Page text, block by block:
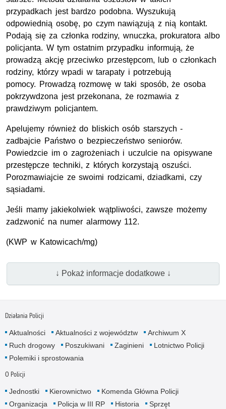
przypadkach jest bardzo podobna. Wyszukują
odpowiednią osobę, po czym nawiązują z nią kontakt.
Podają się za członka rodziny, wnuczka, prokuratora albo
policjanta. W tym ostatnim przypadku informują, że
prowadzą akcję przeciwko przestępcom, lub o członkach
rodziny, którzy wpadi w tarapaty i potrzebują
pomocy. Prowadzą rozmowę w taki sposób, że osoba
pokrzywdzona jest przekonana, że rozmawia z
prawdziwym policjantem.
Apelujemy również do bliskich osób starszych -
zadbajcie Państwo o bezpieczeństwo seniorów.
Powiedzcie im o zagrożeniach i uczulcie na opisywane
przestępcze techniki, z których korzystają oszuści.
Porozmawiajcie ze swoimi rodzicami, dziadkami, czy
sąsiadami.
Jeśli mamy jakiekolwiek wątpliwości, zawsze możemy
zadzwonić na numer alarmowy 112.
(KWP w Katowicach/mg)
↓ Pokaż informacje dodatkowe ↓
Działania Policji
Aktualności Aktualności z województw
Archiwum X
Ruch drogowy
Poszukiwani Zaginieni
Lotnictwo Policji
Polemiki i sprostowania
O Policji
Jednostki Kierownictwo
Komenda Główna Policji
Organizacja
Policja w III RP Historia
Sprzęt